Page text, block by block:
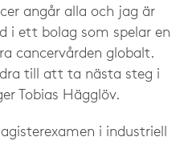
angår alla och jag är
i ett bolag som spelar en
cancervården globalt.
till att ta nästa steg i
Tobias Hägglöv.
i industriell